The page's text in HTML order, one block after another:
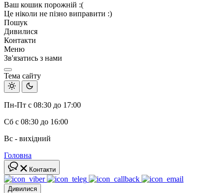
Ваш кошик порожній :(
Це ніколи не пізно виправити :)
Пошук
Дивилися
Контакти
Меню
Зв'язатись з нами
Тема сайту
Пн-Пт с 08:30 до 17:00
Сб с 08:30 до 16:00
Вс - вихідний
Головна
Контакти
Дивилися